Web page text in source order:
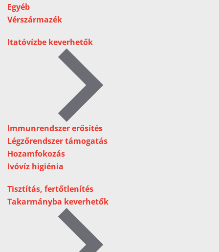
Egyéb
Vérszármazék
Itatóvízbe keverhetők
Immunrendszer erősítés
Légzőrendszer támogatás
Hozamfokozás
Ivóvíz higiénia
Tisztítás, fertőtlenítés
Takarmányba keverhetők